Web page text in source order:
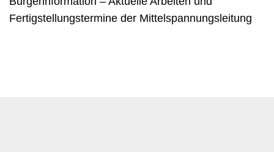
Fertigstellungstermine der Mittelspannungsleitung